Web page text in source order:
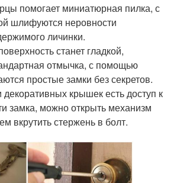
помогает миниатюрная пилка, с
шлифуются неровности
личинки.
станет гладкой,
отмычка, с помощью
простые замки без секретов.
крышек есть доступ к
замка, можно открыть механизм
вкрутить стержень в болт.